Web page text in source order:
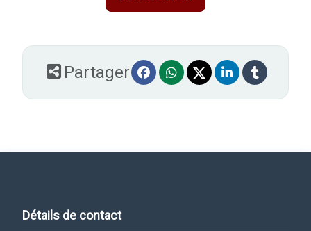
Partager
Détails de contact